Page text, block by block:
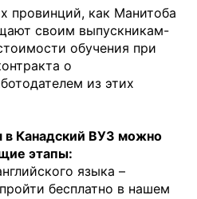
провинций, как Манитоба
своим выпускникам-
обучения при
о
из этих
в Канадский ВУЗ можно
этапы:
языка –
бесплатно в нашем